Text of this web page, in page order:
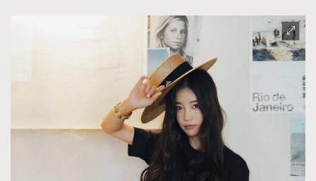
TRENDING